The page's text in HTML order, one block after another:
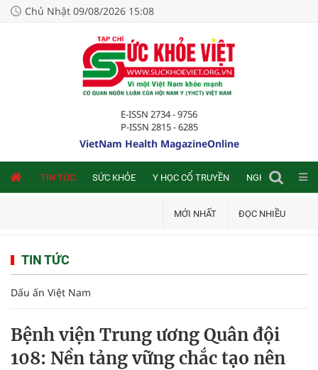
Chủ Nhật 09/08/2026 15:08
E-ISSN 2734 - 9756
P-ISSN 2815 - 6285
VietNam Health MagazineOnline
TIN TỨC SỨC KHỎE Y HỌC CỔ TRUYỀN NGHIÊN CỨU
MỚI NHẤT ĐỌC NHIỀU
TIN TỨC
Dấu ấn Việt Nam
Bệnh viện Trung ương Quân đội
108: Nền tảng vững chắc tạo nên